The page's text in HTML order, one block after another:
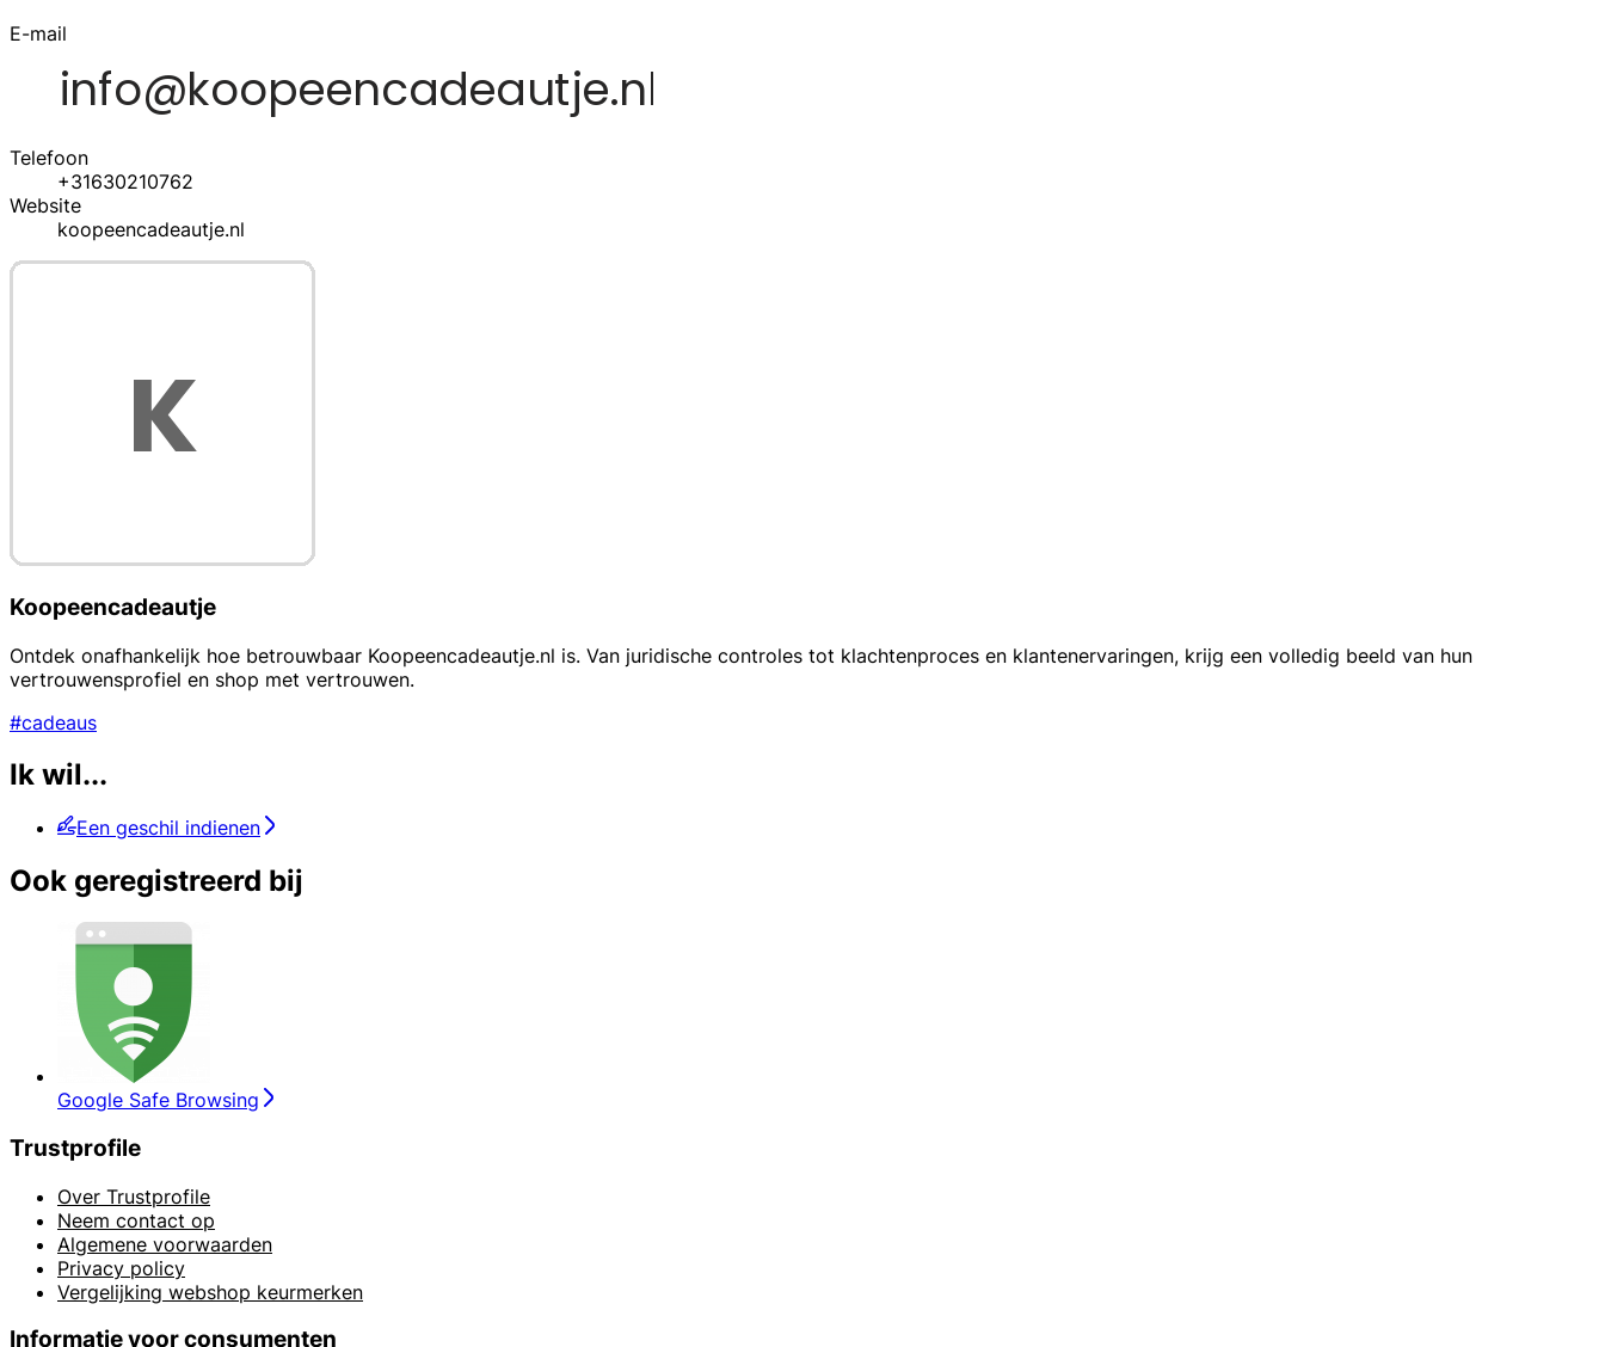
E-mail
Telefoon
+31630210762
Website
koopeencadeautje.nl
Koopeencadeautje
Ontdek onafhankelijk hoe betrouwbaar Koopeencadeautje.nl is. Van juridische controles tot klachtenproces en klantenervaringen, krijg een volledig beeld van hun
vertrouwensprofiel en shop met vertrouwen.
#cadeaus
Ik wil...
Een geschil indienen
Ook geregistreerd bij
Google Safe Browsing
Trustprofile
Over Trustprofile
Neem contact op
Algemene voorwaarden
Privacy policy
Vergelijking webshop keurmerken
Informatie voor consumenten